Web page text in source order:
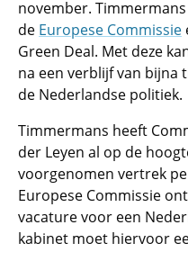
november.
de Europese Commissie
Green Deal. Met deze
na een verblijf van bijna
de Nederlandse politiek.
Timmermans heeft
der Leyen al op de
voorgenomen vertrek
Europese Commissie
vacature voor een
kabinet moet hiervoor